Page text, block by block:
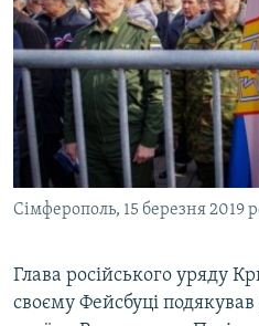
Сімферополь, 15 березня 2019
Глава російського уряду
своєму Фейсбуці подякував